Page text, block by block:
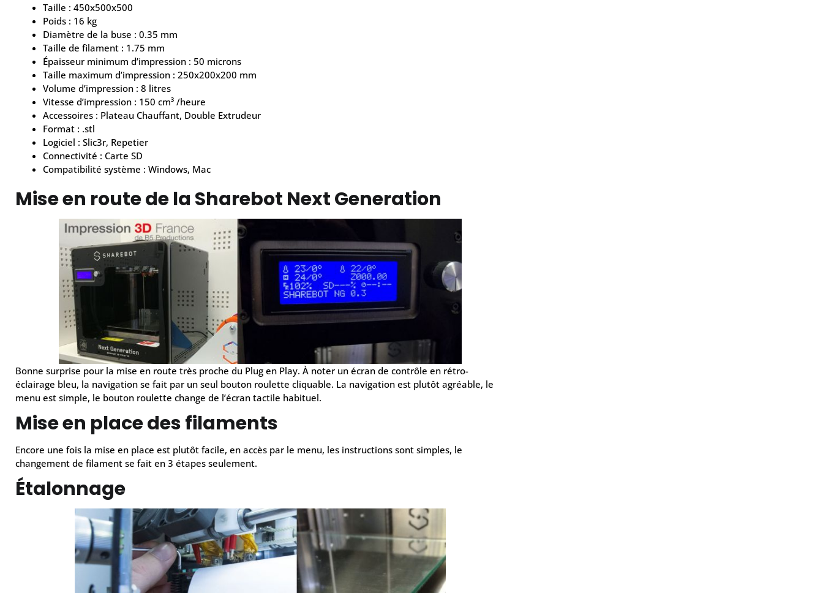
Taille : 450x500x500
Poids : 16 kg
Diamètre de la buse : 0.35 mm
Taille de filament : 1.75 mm
Épaisseur minimum d’impression : 50 microns
Taille maximum d’impression : 250x200x200 mm
Volume d’impression : 8 litres
Vitesse d’impression : 150 cm³ /heure
Accessoires : Plateau Chauffant, Double Extrudeur
Format : .stl
Logiciel : Slic3r, Repetier
Connectivité : Carte SD
Compatibilité système : Windows, Mac
Mise en route de la Sharebot Next Generation
Bonne surprise pour la mise en route très proche du Plug en Play. À noter un écran de contrôle en rétro-
éclairage bleu, la navigation se fait par un seul bouton roulette cliquable. La navigation est plutôt agréable, le
menu est simple, le bouton roulette change de l’écran tactile habituel.
Mise en place des filaments
Encore une fois la mise en place est plutôt facile, en accès par le menu, les instructions sont simples, le
changement de filament se fait en 3 étapes seulement.
Étalonnage